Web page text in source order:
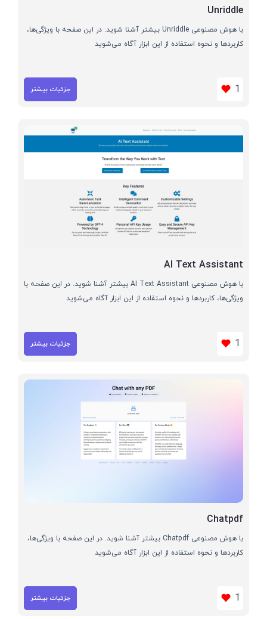
Unriddle
با هوش مصنوعی Unriddle بیشتر آشنا شوید. در این صفحه با ویژگی‌ها،
کاربردها و نحوه استفاده از این ابزار آگاه می‌شوید
1 جزئیات بیشتر
AI Text Assistant
با هوش مصنوعی AI Text Assistant بیشتر آشنا شوید. در این صفحه با
ویژگی‌ها، کاربردها و نحوه استفاده از این ابزار آگاه می‌شوید
1 جزئیات بیشتر
Chatpdf
با هوش مصنوعی Chatpdf بیشتر آشنا شوید. در این صفحه با ویژگی‌ها،
کاربردها و نحوه استفاده از این ابزار آگاه می‌شوید
1 جزئیات بیشتر